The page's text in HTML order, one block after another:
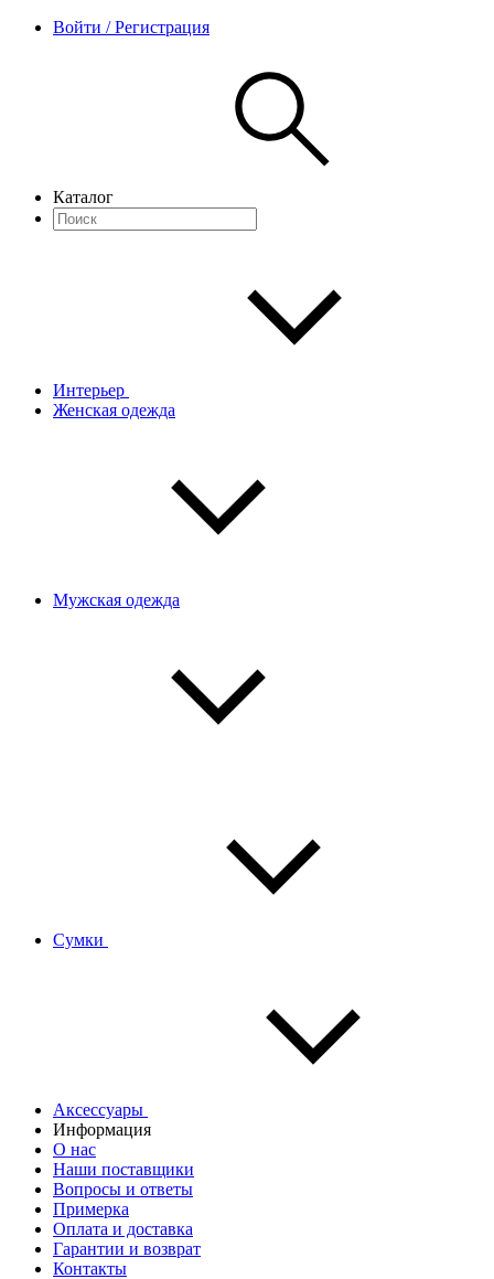
Войти / Регистрация
Каталог
Интерьер
Женская одежда
Мужская одежда
Сумки
Аксессуары
Информация
О нас
Наши поставщики
Вопросы и ответы
Примерка
Оплата и доставка
Гарантии и возврат
Контакты